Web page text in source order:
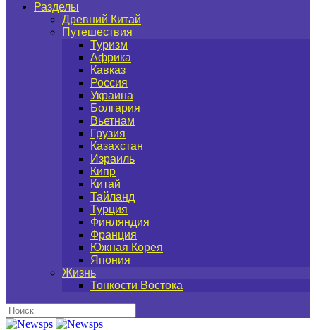
Разделы
Древний Китай
Путешествия
Туризм
Африка
Кавказ
Россия
Украина
Болгария
Вьетнам
Грузия
Казахстан
Израиль
Кипр
Китай
Тайланд
Турция
Финляндия
Франция
Южная Корея
Япония
Жизнь
Тонкости Востока